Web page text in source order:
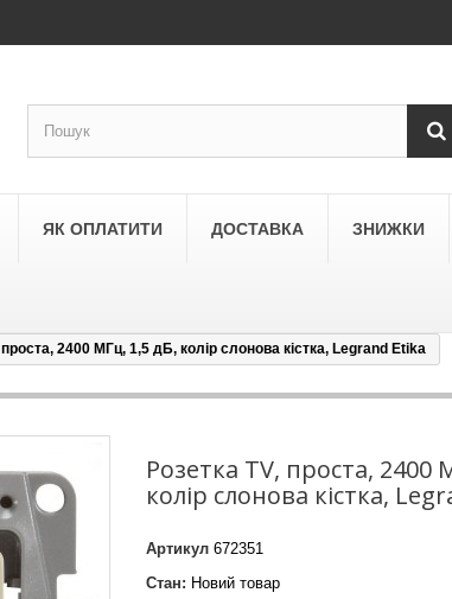
LEGRAND
LEZARD
Lezard Deriy
ЯК ОПЛАТИТИ ДОСТАВКА ЗНИЖКИ
проста, 2400 МГц, 1,5 дБ, колір слонова кістка, Legrand Etika
Розетка TV, проста, 2400
колір слонова кістка,
Артикул 672351
Стан: Новий товар